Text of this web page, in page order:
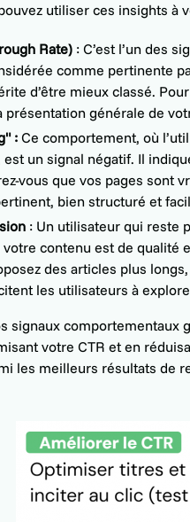
utiliser ces insights à
Rate) : C’est l’un des
comme pertinente
d’être mieux classé.
présentation générale de
: Ce comportement, où
un signal négatif. Il
vous que vos pages sont
bien structuré et
: Un utilisateur qui reste
contenu est de qualité
des articles plus
les utilisateurs à
signaux comportementaux
votre CTR et en
les meilleurs résultats de